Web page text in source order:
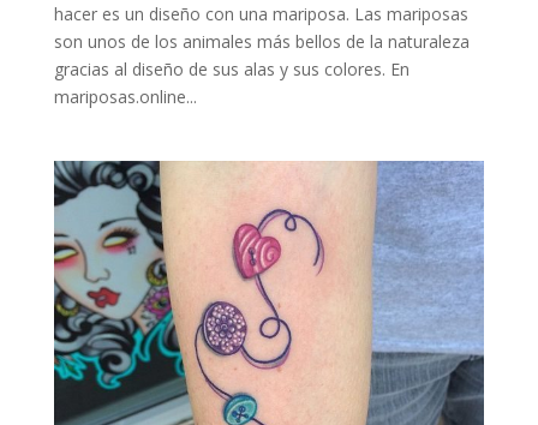
hacer es un diseño con una mariposa. Las mariposas
son unos de los animales más bellos de la naturaleza
gracias al diseño de sus alas y sus colores. En
mariposas.online...